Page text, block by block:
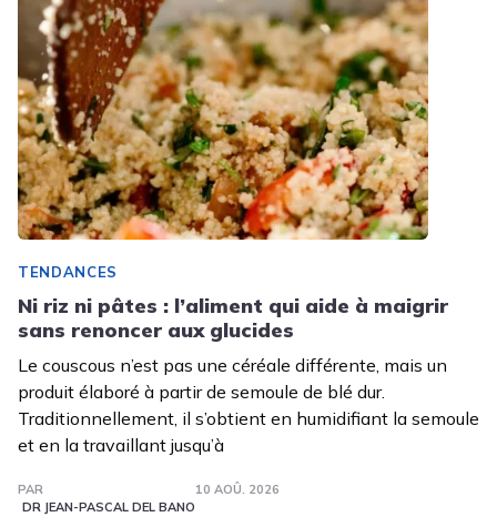
TENDANCES
Ni riz ni pâtes : l’aliment qui aide à maigrir
sans renoncer aux glucides
Le couscous n’est pas une céréale différente, mais un
produit élaboré à partir de semoule de blé dur.
Traditionnellement, il s’obtient en humidifiant la semoule
et en la travaillant jusqu’à
PAR
DR JEAN-PASCAL DEL BANO
10 AOÛ. 2026